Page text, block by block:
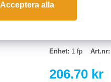
Enhet: 1 fp Art.nr:
206.70 kr
Acceptera alla